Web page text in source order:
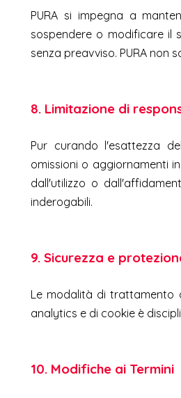
PURA si impegna a
sospendere o modificare il
senza preavviso. PURA non
8. Limitazione di
Pur curando l'esattezza
omissioni o aggiornamenti
dall'utilizzo o
inderogabili.
9. Sicurezza e
Le modalità di trattamento
analytics e di cookie è
10. Modifiche ai Termini